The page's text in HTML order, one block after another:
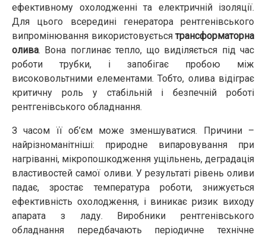
ефективному охолодженні та електричній ізоляції.
Для цього всередині генератора рентгенівського
випромінювання використовується трансформаторна
олива. Вона поглинає тепло, що виділяється під час
роботи трубки, і запобігає пробою між
високовольтними елементами. Тобто, олива відіграє
критичну роль у стабільній і безпечній роботі
рентгенівського обладнання.
З часом її об’єм може зменшуватися. Причини –
найрізноманітніші: природне випаровування при
нагріванні, мікропошкодження ущільнень, деградація
властивостей самої оливи. У результаті рівень оливи
падає, зростає температура роботи, знижується
ефективність охолодження, і виникає ризик виходу
апарата з ладу. Виробники рентгенівського
обладнання передбачають періодичне технічне